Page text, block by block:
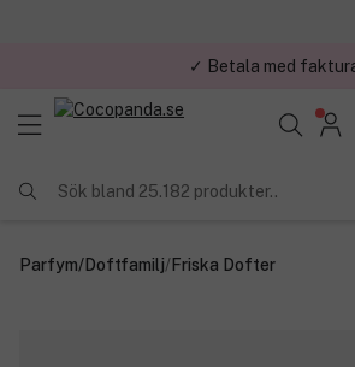
Sök bland 25.182 produkter..
Parfym/Doftfamilj/Friska Dofter